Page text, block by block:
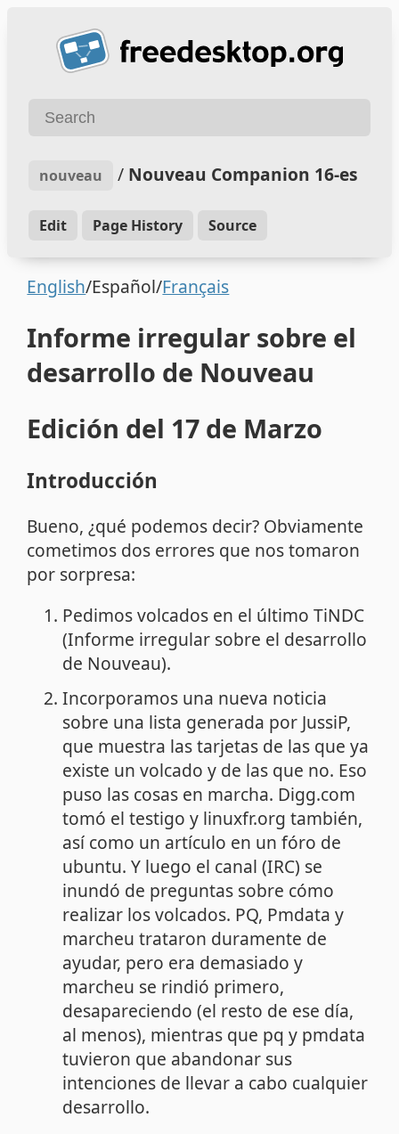
nouveau / Nouveau Companion 16-es
Edit Page History Source
English/Español/Français
Informe irregular sobre el
desarrollo de Nouveau
Edición del 17 de Marzo
Introducción
Bueno, ¿qué podemos decir? Obviamente
cometimos dos errores que nos tomaron
por sorpresa:
Pedimos volcados en el último TiNDC
(Informe irregular sobre el desarrollo
de Nouveau).
Incorporamos una nueva noticia
sobre una lista generada por JussiP,
que muestra las tarjetas de las que ya
existe un volcado y de las que no. Eso
puso las cosas en marcha. Digg.com
tomó el testigo y linuxfr.org también,
así como un artículo en un fóro de
ubuntu. Y luego el canal (IRC) se
inundó de preguntas sobre cómo
realizar los volcados. PQ, Pmdata y
marcheu trataron duramente de
ayudar, pero era demasiado y
marcheu se rindió primero,
desapareciendo (el resto de ese día,
al menos), mientras que pq y pmdata
tuvieron que abandonar sus
intenciones de llevar a cabo cualquier
desarrollo.